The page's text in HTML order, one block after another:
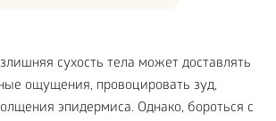
сухость тела может доставлять
ощущения, провоцировать зуд,
эпидермиса. Однако, бороться с